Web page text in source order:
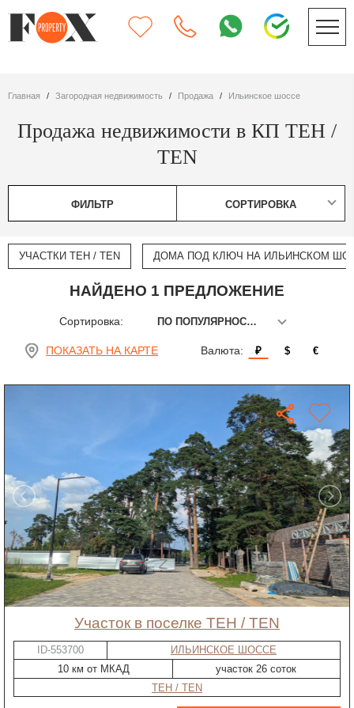
Главная Загородная недвижимость Продажа Ильинское шоссе
Продажа недвижимости в КП ТЕН /
TEN
ФИЛЬТР СОРТИРОВКА
УЧАСТКИ ТЕН / TEN ДОМА ПОД КЛЮЧ НА ИЛЬИНСКОМ
НАЙДЕНО 1 ПРЕДЛОЖЕНИЕ
Сортировка: ПО ПОПУЛЯРНОСТИ
ПОКАЗАТЬ НА КАРТЕ Валюта: ₽ $ €
участок в поселке ТЕН / TEN
ID-553700
ИЛЬИНСКОЕ ШОССЕ
10 км от МКАД
участок 26 соток
ТЕН / TEN